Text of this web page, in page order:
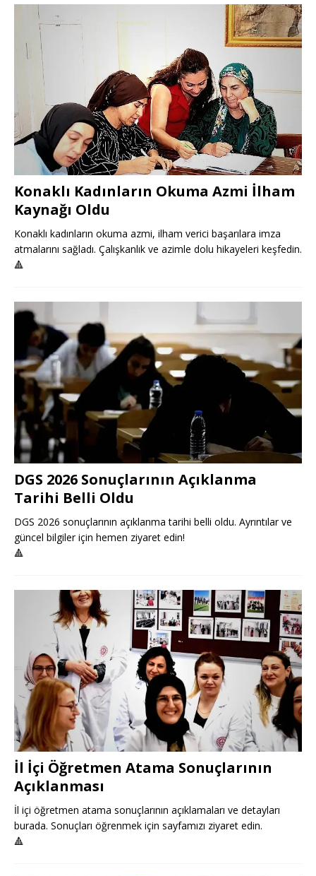
Konaklı Kadınların Okuma Azmi İlham
Kaynağı Oldu
Konaklı kadınların okuma azmi, ilham verici başarılara imza
atmalarını sağladı. Çalışkanlık ve azimle dolu hikayeleri keşfedin.
🔺
DGS 2026 Sonuçlarının Açıklanma
Tarihi Belli Oldu
DGS 2026 sonuçlarının açıklanma tarihi belli oldu. Ayrıntılar ve
güncel bilgiler için hemen ziyaret edin!
🔺
İl İçi Öğretmen Atama Sonuçlarının
Açıklanması
İl içi öğretmen atama sonuçlarının açıklamaları ve detayları
burada. Sonuçları öğrenmek için sayfamızı ziyaret edin.
🔺